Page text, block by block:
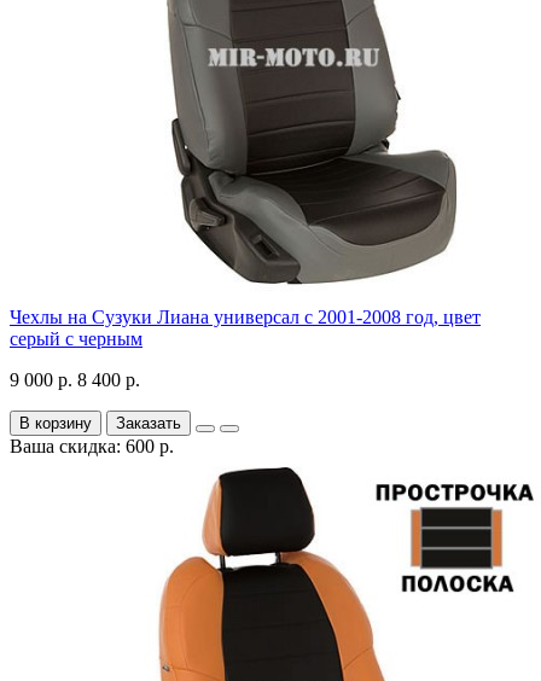
Чехлы на Сузуки Лиана универсал с 2001-2008 год, цвет
серый с черным
9 000 р. 8 400 р.
В корзину Заказать
Ваша скидка: 600 р.